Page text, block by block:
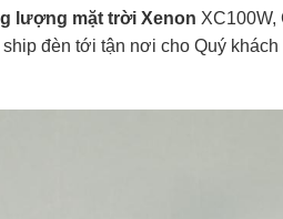
lượng mặt trời Xenon XC100W,
đèn tới tận nơi cho Quý